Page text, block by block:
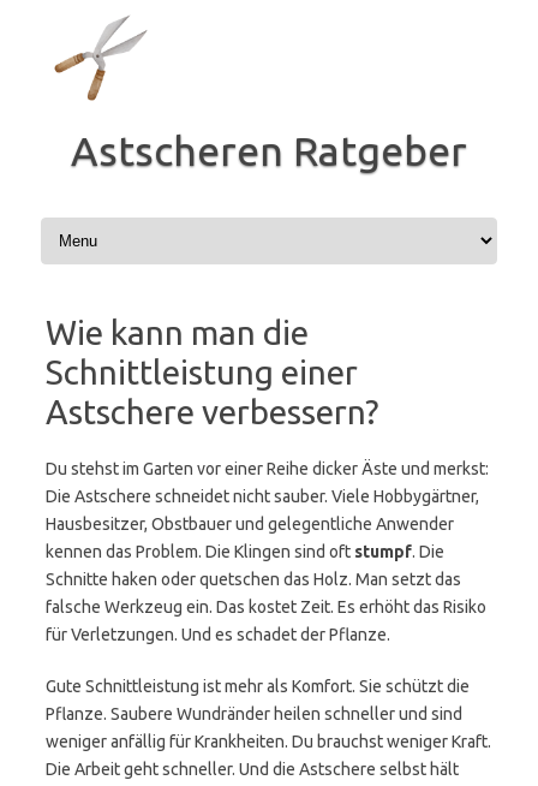
Astscheren Ratgeber
Wie kann man die
Schnittleistung einer
Astschere verbessern?
Du stehst im Garten vor einer Reihe dicker Äste und merkst:
Die Astschere schneidet nicht sauber. Viele Hobbygärtner,
Hausbesitzer, Obstbauer und gelegentliche Anwender
kennen das Problem. Die Klingen sind oft stumpf. Die
Schnitte haken oder quetschen das Holz. Man setzt das
falsche Werkzeug ein. Das kostet Zeit. Es erhöht das Risiko
für Verletzungen. Und es schadet der Pflanze.
Gute Schnittleistung ist mehr als Komfort. Sie schützt die
Pflanze. Saubere Wundränder heilen schneller und sind
weniger anfällig für Krankheiten. Du brauchst weniger Kraft.
Die Arbeit geht schneller. Und die Astschere selbst hält